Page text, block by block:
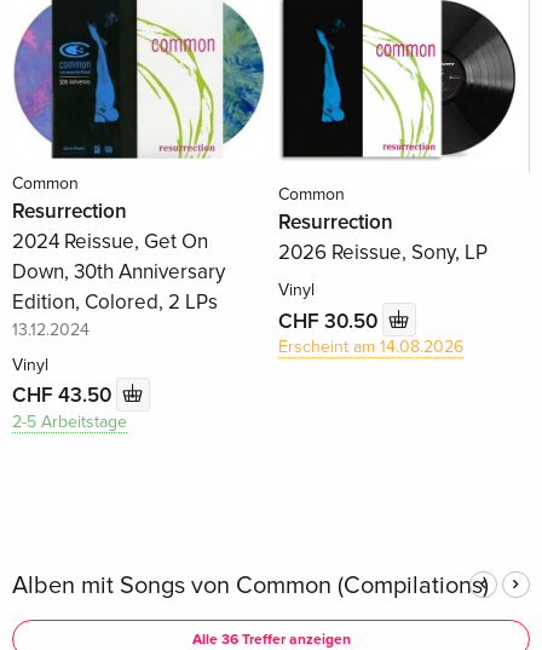
Common
Resurrection
2024 Reissue, Get On
Down, 30th Anniversary
Edition, Colored, 2 LPs
13.12.2024
Vinyl
CHF 43.50
2-5 Arbeitstage
Common
Resurrection
2026 Reissue, Sony, LP
Vinyl
CHF 30.50
Erscheint am 14.08.2026
Alben mit Songs von Common (Compilations)
Alle 36 Treffer anzeigen